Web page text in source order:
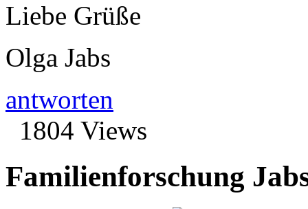
Liebe Grüße
Olga Jabs
antworten
1804 Views
Familienforschung